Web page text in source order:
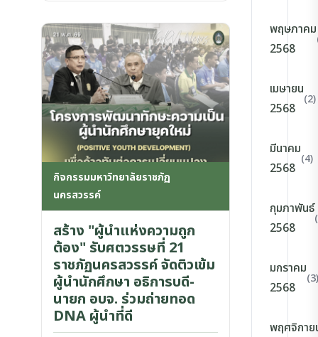
กิจกรรมมหาวิทยาลัยราชภัฏ
นครสวรรค์
สร้าง "ผู้นำแห่งความถูก
ต้อง" รับศตวรรษที่ 21
ราชภัฏนครสวรรค์ จัดติวเข้ม
ผู้นำนักศึกษา อธิการบดี-
นายก อบจ. ร่วมถ่ายทอด
DNA ผู้นำที่ดี
พฤษภาคม
2568
เมษายน
2568
(2)
มีนาคม
2568
(4)
กุมภาพันธ์
2568
มกราคม
2568
(3)
พฤศจิกาย